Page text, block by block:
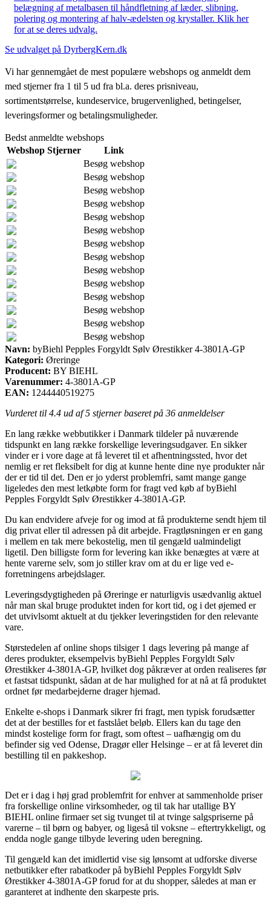
belægning af metalbasen til håndfletning af læder, slibning,
polering og montering af halv-ædelsten og krystaller. Klik her
for at se deres udvalg.
Se udvalget på DyrbergKern.dk
Vi har gennemgået de mest populære webshops og anmeldt dem
med stjerner fra 1 til 5 ud fra bl.a. deres prisniveau,
sortimentstørrelse, kundeservice, brugervenlighed, betingelser,
leveringsformer og betalingsmuligheder.
Bedst anmeldte webshops
Webshop Stjerner
Link
Besøg webshop
Besøg webshop
Besøg webshop
Besøg webshop
Besøg webshop
Besøg webshop
Besøg webshop
Besøg webshop
Besøg webshop
Besøg webshop
Besøg webshop
Besøg webshop
Besøg webshop
Besøg webshop
Navn: byBiehl Pepples Forgyldt Sølv Ørestikker 4-3801A-GP
Kategori: Øreringe
Producent: BY BIEHL
Varenummer: 4-3801A-GP
EAN: 1244440519275
Vurderet til 4.4 ud af 5 stjerner baseret på 36 anmeldelser
En lang række webbutikker i Danmark tildeler på nuværende
tidspunkt en lang række forskellige leveringsudgaver. En sikker
vinder er i vore dage at få leveret til et afhentningssted, hvor det
nemlig er ret fleksibelt for dig at kunne hente dine nye produkter når
der er tid til det. Den er jo yderst problemfri, samt mange gange
ligeledes den mest letkøbte form for fragt ved køb af byBiehl
Pepples Forgyldt Sølv Ørestikker 4-3801A-GP.
Du kan endvidere afveje for og imod at få produkterne sendt hjem til
dig privat eller til adressen på dit arbejde. Fragtløsningen er en gang
i mellem en tak mere bekostelig, men til gengæld ualmindeligt
ligetil. Den billigste form for levering kan ikke benægtes at være at
hente varerne selv, som jo stiller krav om at du er lige ved e-
forretningens arbejdslager.
Leveringsdygtigheden på Øreringe er naturligvis usædvanlig aktuel
når man skal bruge produktet inden for kort tid, og i det øjemed er
det utvivlsomt aktuelt at du tjekker leveringstiden for den relevante
vare.
Størstedelen af online shops tilsiger 1 dags levering på mange af
deres produkter, eksempelvis byBiehl Pepples Forgyldt Sølv
Ørestikker 4-3801A-GP, hvilket dog påkræver at orden realiseres før
et fastsat tidspunkt, sådan at de har mulighed for at nå at få produktet
ordnet før medarbejderne drager hjemad.
Enkelte e-shops i Danmark sikrer fri fragt, men typisk forudsætter
det at der bestilles for et fastslået beløb. Ellers kan du tage den
mindst kostelige form for fragt, som oftest – uafhængig om du
befinder sig ved Odense, Dragør eller Helsinge – er at få leveret din
bestilling til en pakkeshop.
Det er i dag i høj grad problemfrit for enhver at sammenholde priser
fra forskellige online virksomheder, og til tak har utallige BY
BIEHL online firmaer set sig tvunget til at tvinge salgspriserne på
varerne – til børn og babyer, og ligeså til voksne – eftertrykkeligt, og
endda nogle gange tilbyde levering uden beregning.
Til gengæld kan det imidlertid vise sig lønsomt at udforske diverse
netbutikker efter rabatkoder på byBiehl Pepples Forgyldt Sølv
Ørestikker 4-3801A-GP forud for at du shopper, således at man er
garanteret at indhente den skarpeste pris.